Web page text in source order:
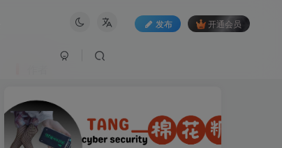
发布 开通会员